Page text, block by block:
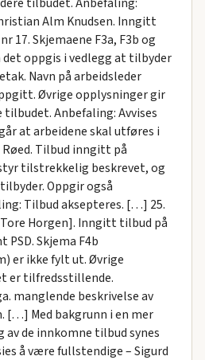
Alm Knudsen. Inngitt
17. Skjemaene F3a, F3b og
det oppgis i vedlegg at tilbyder
Navn på arbeidsleder
Øvrige opplysninger gir
Anbefaling: Avvises
at arbeidene skal utføres i
Røed. Tilbud inngitt på
tilstrekkelig beskrevet, og
Oppgir også
Tilbud aksepteres. […] 25.
Horgen]. Inngitt tilbud på
Skjema F4b
er ikke fylt ut. Øvrige
er tilfredsstillende.
manglende beskrivelse av
Med bakgrunn i en mer
de innkomne tilbud synes
å være fullstendige – Sigurd